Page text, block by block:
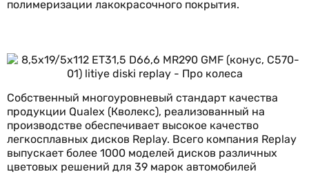
полимеризации лакокрасочного покрытия.
Собственный многоуровневый стандарт качества
продукции Qualex (Кволекс), реализованный на
производстве обеспечивает высокое качество
легкосплавных дисков Replay. Всего компания Replay
выпускает более 1000 моделей дисков различных
цветовых решений для 39 марок автомобилей